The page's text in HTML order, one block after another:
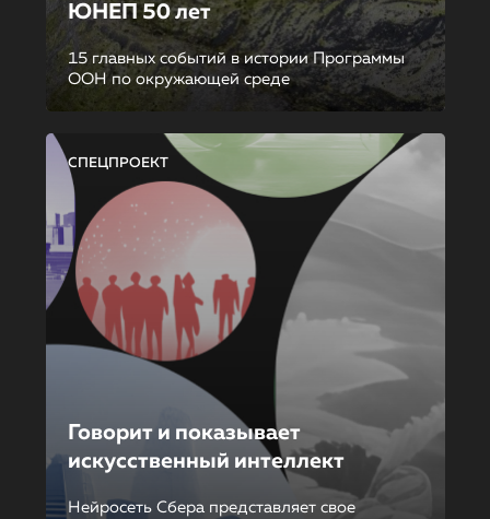
ЮНЕП 50 лет
15 главных событий в истории Программы
ООН по окружающей среде
СПЕЦПРОЕКТ
Говорит и показывает
искусственный интеллект
Нейросеть Сбера представляет свое